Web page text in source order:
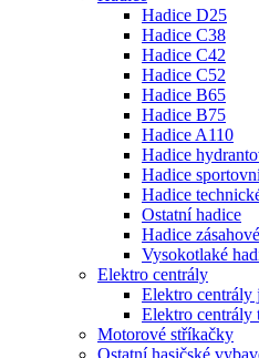
Hadice D25
Hadice C38
Hadice C42
Hadice C52
Hadice B65
Hadice B75
Hadice A110
Hadice
Hadice
Hadice
Ostatní hadice
Hadice zásahové
Vysokotlaké
Elektro centrály
Elektro centrály
Elektro centrály
Motorové stříkačky
Ostatní hasičské